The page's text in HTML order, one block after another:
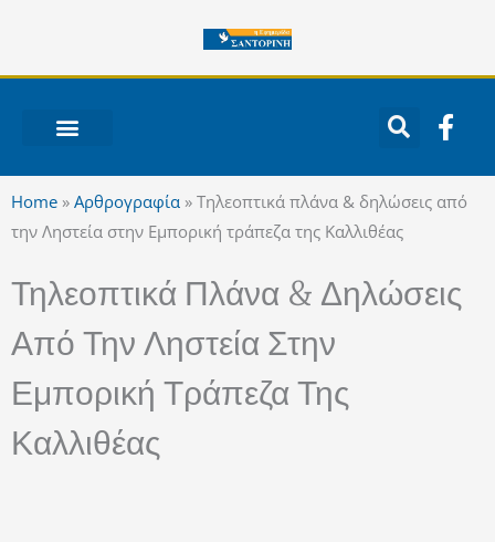
περιεχόμενο
F
a
e
b
k
Home » Αρθρογραφία » Τηλεοπτικά πλάνα & δηλώσεις από
την Ληστεία στην Εμπορική τράπεζα της Καλλιθέας
Τηλεοπτικά Πλάνα & Δηλώσεις
Από Την Ληστεία Στην
Εμπορική Τράπεζα Της
Καλλιθέας